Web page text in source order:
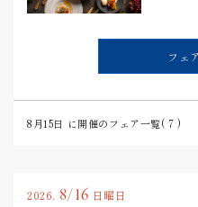
フェ
8月15日 に開催のフェア一覧(7 )
2026. 8/16 日曜日